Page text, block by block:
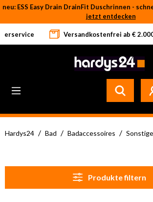
Zum Hauptinhalt springen
jetzt entdecken
Versandkostenfrei ab €
Hardys24 / Bad / Badaccessoires /
Produkte filtern